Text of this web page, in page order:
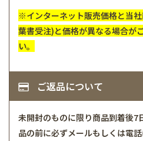
※インターネット販売価格と当
葉書受注)と価格が異なる場合が
い。
ご返品について
未開封のものに限り商品到着後7
品の前に必ずメールもしくは電